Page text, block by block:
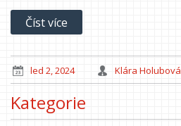
vyhnout poškození dveří.
Číst více
led 2, 2024 Klára Holubová
Kategorie